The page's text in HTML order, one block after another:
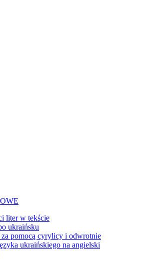
liter w tekście
ukraińsku
za pomocą cyrylicy i odwrotnie
ukraińskiego na angielski